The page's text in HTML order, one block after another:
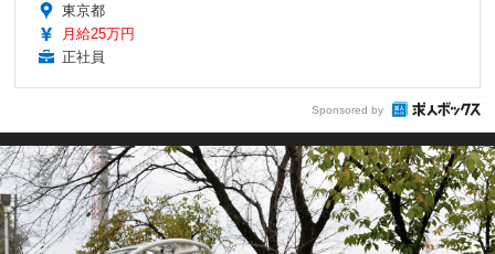
東京都
月給25万円
正社員
Sponsored by